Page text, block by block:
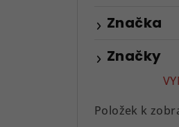
Značky
Značka
Položek k